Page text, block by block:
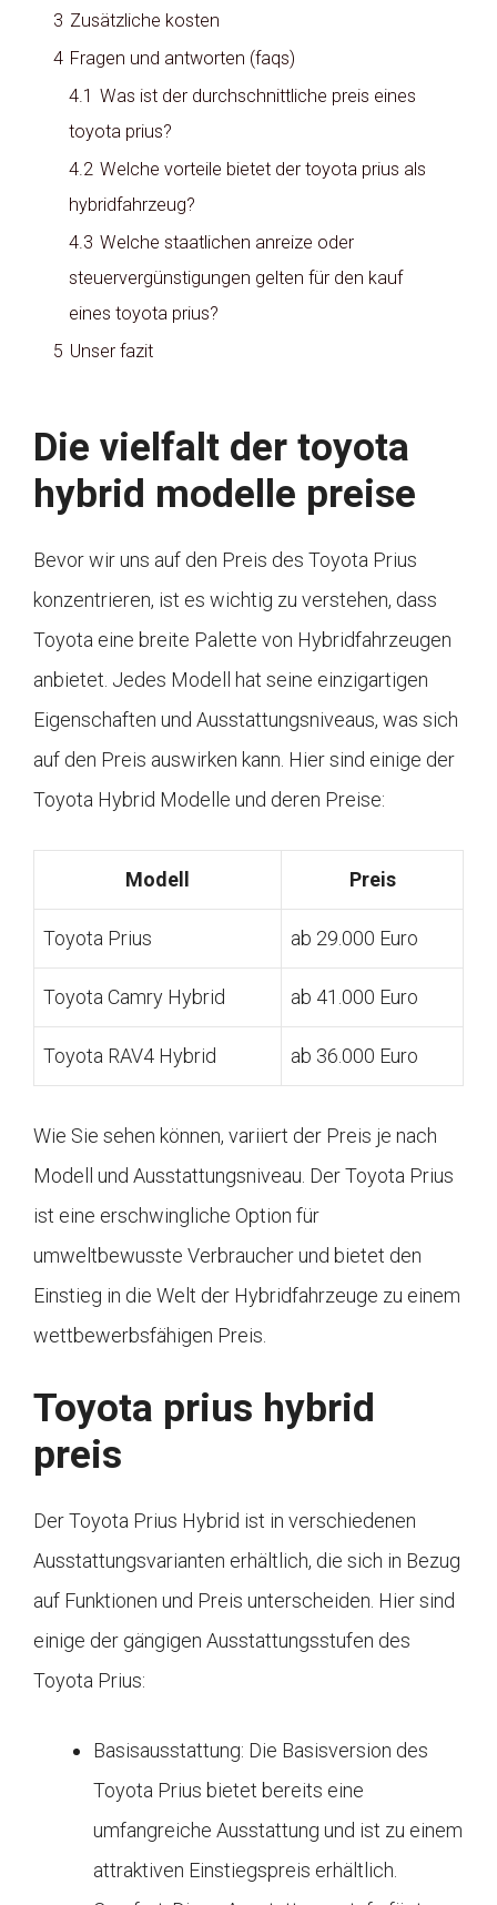
3 Zusätzliche kosten
4 Fragen und antworten (faqs)
4.1 Was ist der durchschnittliche preis eines
toyota prius?
4.2 Welche vorteile bietet der toyota prius als
hybridfahrzeug?
4.3 Welche staatlichen anreize oder
steuervergünstigungen gelten für den kauf
eines toyota prius?
5 Unser fazit
Die vielfalt der toyota
hybrid modelle preise
Bevor wir uns auf den Preis des Toyota Prius
konzentrieren, ist es wichtig zu verstehen, dass
Toyota eine breite Palette von Hybridfahrzeugen
anbietet. Jedes Modell hat seine einzigartigen
Eigenschaften und Ausstattungsniveaus, was sich
auf den Preis auswirken kann. Hier sind einige der
Toyota Hybrid Modelle und deren Preise:
Modell Preis
Toyota Prius ab 29.000 Euro
Toyota Camry Hybrid ab 41.000 Euro
Toyota RAV4 Hybrid ab 36.000 Euro
Wie Sie sehen können, variiert der Preis je nach
Modell und Ausstattungsniveau. Der Toyota Prius
ist eine erschwingliche Option für
umweltbewusste Verbraucher und bietet den
Einstieg in die Welt der Hybridfahrzeuge zu einem
wettbewerbsfähigen Preis.
Toyota prius hybrid
preis
Der Toyota Prius Hybrid ist in verschiedenen
Ausstattungsvarianten erhältlich, die sich in Bezug
auf Funktionen und Preis unterscheiden. Hier sind
einige der gängigen Ausstattungsstufen des
Toyota Prius:
Basisausstattung: Die Basisversion des
Toyota Prius bietet bereits eine
umfangreiche Ausstattung und ist zu einem
attraktiven Einstiegspreis erhältlich.